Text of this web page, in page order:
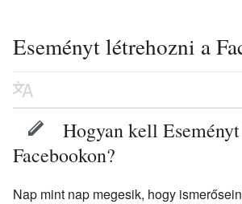
Eseményt létrehozni a
Hogyan kell
Facebookon?
Nap mint nap megesik, hogy